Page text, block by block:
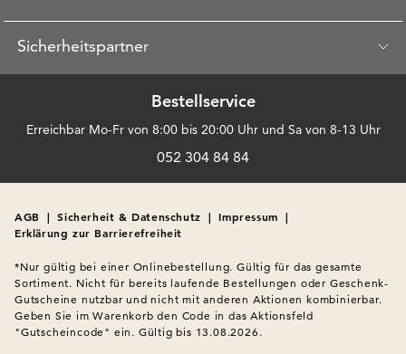
Sicherheitspartner
Bestellservice
Erreichbar Mo-Fr von 8:00 bis 20:00 Uhr und Sa von 8-13 Uhr
052 304 84 84
AGB | Sicherheit & Datenschutz | Impressum |
Erklärung zur Barrierefreiheit
*Nur gültig bei einer Onlinebestellung. Gültig für das gesamte
Sortiment. Nicht für bereits laufende Bestellungen oder Geschenk-
Gutscheine nutzbar und nicht mit anderen Aktionen kombinierbar.
Geben Sie im Warenkorb den Code in das Aktionsfeld
"Gutscheincode" ein. Gültig bis 13.08.2026.